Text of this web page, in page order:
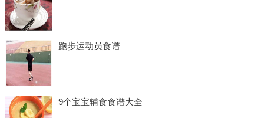
跑步运动员食谱
9个宝宝辅食食谱大全